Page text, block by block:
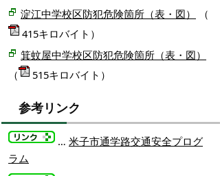
淀江中学校区防犯危険箇所（表・図）
（
415キロバイト）
箕蚊屋中学校区防犯危険箇所（表・図）
（
515キロバイト）
参考リンク
… 米子市通学路交通安全プログ
ラム